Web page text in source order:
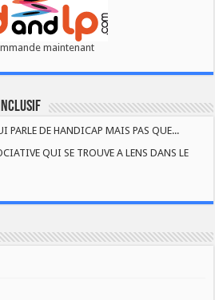
maintenant
DE HANDICAP MAIS PAS QUE...
QUI SE TROUVE A LENS DANS LE